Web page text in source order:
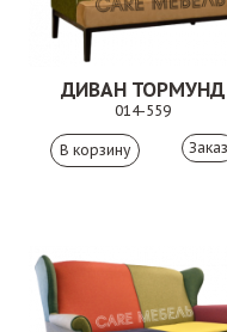
ДИВАН ТОРМУНД
014-559
Заказ